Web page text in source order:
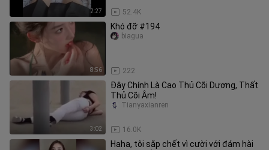
2:27 52.4K
8:56
Khó đỡ #194
222
biagua
3:02
Đây Chính Là Cao Thủ Cõi Dương, Thất
Thủ Cõi Âm!
16.0K
Tianyaxianren
Haha, tôi sắp chết vì cười với đám hài